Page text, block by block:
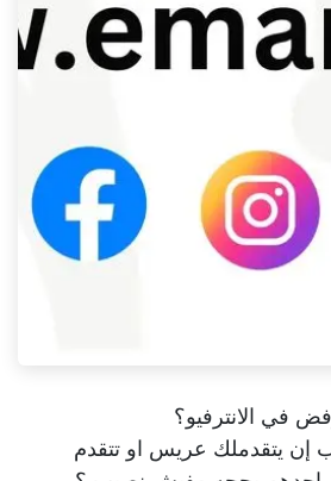
في الانترفيو؟
يتقدملك عريس او تتقدم